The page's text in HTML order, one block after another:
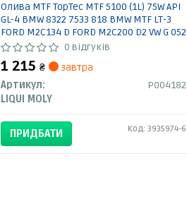
Олива MTF TopTec MTF 5100 (1L) 75W API
GL-4 BMW 8322 7533 818 BMW MTF LT-3
FORD M2C134 D FORD M2C200 D2 VW G 052
178 VW G 052 512 VW G 052 726 VW G 060
0 відгуків
1 215 ₴
завтра
Артикул:
P004182
LIQUI MOLY
ПРИДБАТИ Код: 3935974-6